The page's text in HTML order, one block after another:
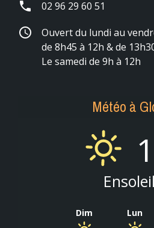
phone 02 96 29 60 51
schedule
Ouvert du lundi au
de 8h45 à 12h & de
Le samedi de 9h à 12h
Météo à
Dim Lun